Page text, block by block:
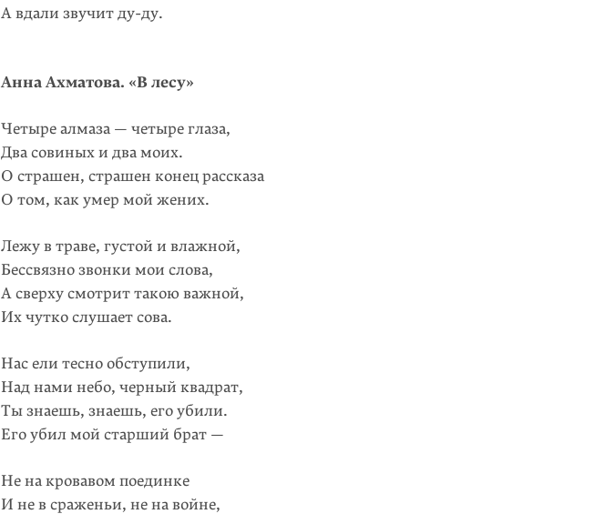
А вдали звучит ду-ду.
Анна Ахматова. «В лесу»
Четыре алмаза — четыре глаза,
Два совиных и два моих.
О страшен, страшен конец рассказа
О том, как умер мой жених.
Лежу в траве, густой и влажной,
Бессвязно звонки мои слова,
А сверху смотрит такою важной,
Их чутко слушает сова.
Нас ели тесно обступили,
Над нами небо, черный квадрат,
Ты знаешь, знаешь, его убили.
Его убил мой старший брат —
Не на кровавом поединке
И не в сраженьи, не на войне,